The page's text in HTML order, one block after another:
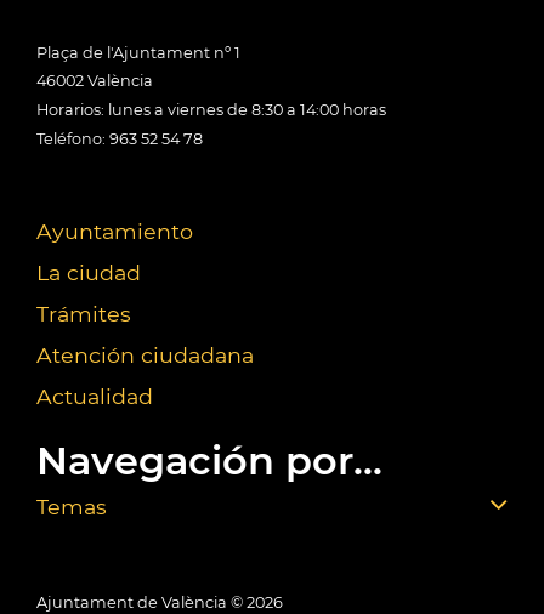
Plaça de l'Ajuntament nº 1
46002 València
Horarios: lunes a viernes de 8:30 a 14:00 horas
Teléfono: 963 52 54 78
Ayuntamiento
La ciudad
Trámites
Atención ciudadana
Actualidad
Navegación por...
Temas
Ajuntament de València © 2026